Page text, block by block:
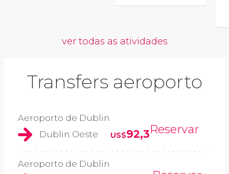
ver todas as atividades
Transfers aeroporto
Aeroporto de Dublin
Dublin Oeste
US$92,3Reservar
Aeroporto de Dublin